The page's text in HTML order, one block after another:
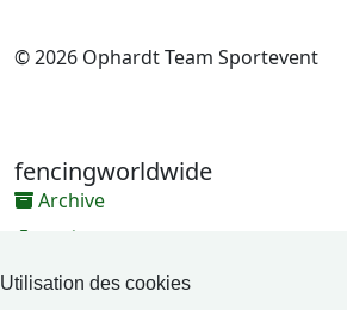
Utilisation des cookies
© 2026 Ophardt Team Sportevent
fencingworldwide
Archive
Vidéos
Médias